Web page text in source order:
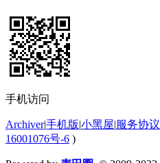
手机访问
Archiver|手机版|小黑屋|服务协议
16001076号-6 )